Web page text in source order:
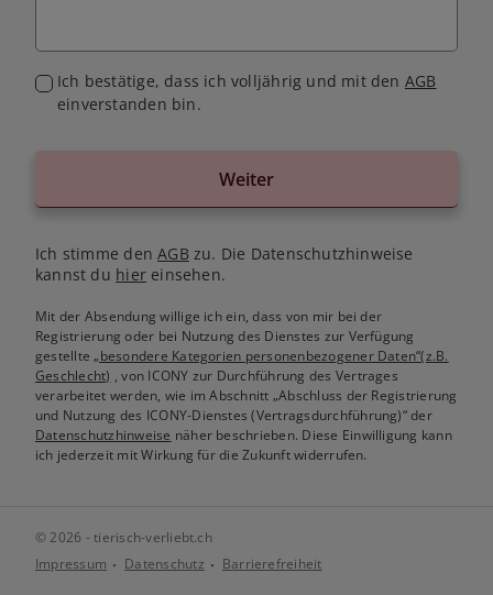
Ich bestätige, dass ich volljährig und mit den AGB
einverstanden bin.
Weiter
Ich stimme denAGB zu. Die Datenschutzhinweise
kannst du hiereinsehen.
Mit der Absendung willige ich ein, dass von mir bei der
Registrierung oder bei Nutzung des Dienstes zur Verfügung
gestellte„besondere Kategorien personenbezogener Daten“(z.B.
Geschlecht) , von ICONY zur Durchführung des Vertrages
verarbeitet werden, wie im Abschnitt „Abschluss der Registrierung
und Nutzung des ICONY-Dienstes (Vertragsdurchführung)“ der
Datenschutzhinweise näher beschrieben. Diese Einwilligung kann
ich jederzeit mit Wirkung für die Zukunft widerrufen.
© 2026 - tierisch-verliebt.ch
Impressum
Datenschutz Barrierefreiheit